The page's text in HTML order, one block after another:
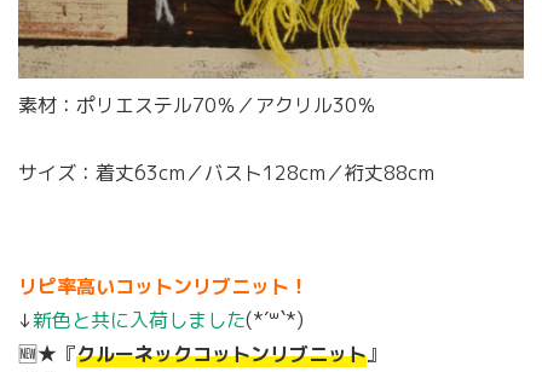
素材：ポリエステル70％／アクリル30％
サイズ：着丈63cm／バスト128cm／裄丈88cm
リピ率高いコットンリブニット！
↓新色と共に入荷しました(*´꒳`*)
🆕★『クルーネックコットンリブニット』